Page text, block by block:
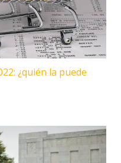
¿quién la puede